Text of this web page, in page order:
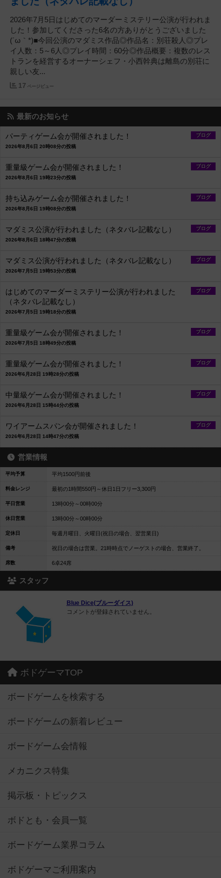
2026年7月5日はじめてのマーダーミステリー公演が行われま
した！参加してくださった6名の方ありがとうございました
(´ω｀*)■今回公演のマダミス作品◎作品名：別荘殺人◎プレ
イ人数：5～6人◎プレイ時間：60分◎作品概要：複数のレス
トランを経営するオーナーシェフ・小西幹典は離島の別荘に
親しい友...
17 ページビュー
最新のお知らせ
ブログ
パーティゲーム会が開催されました！
2026年8月6日 20時08分の投稿
ブログ
重量級ゲーム会が開催されました！
2026年8月6日 19時23分の投稿
ブログ
持ち込みゲーム会が開催されました！
2026年8月6日 19時08分の投稿
ブログ
マダミス公演が行われました（ネタバレ記載なし）
2026年8月6日 18時47分の投稿
ブログ
マダミス公演が行われました（ネタバレ記載なし）
2026年7月5日 19時53分の投稿
ブログ
はじめてのマーダーミステリー公演が行われました
（ネタバレ記載なし）
2026年7月5日 19時18分の投稿
ブログ
重量級ゲーム会が開催されました！
2026年7月5日 18時49分の投稿
ブログ
重量級ゲーム会が開催されました！
2026年6月28日 19時28分の投稿
ブログ
中量級ゲーム会が開催されました！
2026年6月28日 15時44分の投稿
ブログ
ワイアームスパン会が開催されました！
2026年6月28日 14時47分の投稿
営業情報
平均予算 平均1500円前後
料金レンジ 最初の1時間550円～休日1日フリー3,300円
平日営業 13時00分～00時00分
休日営業 13時00分～00時00分
定休日 毎週月曜日、火曜日(祝日の場合、翌営業日)
備考 祝日の場合は営業。21時時点でノーゲストの場合、営業終了。
席数 6卓24席
スタッフ
Blue Dice(ブルーダイス)
コメントが登録されていません。
ボドゲーマTOP
ボードゲームを検索する
ボードゲームの新着レビュー
ボードゲーム会情報
メカニクス特集
掲示板・トピックス
ボドとも・会員一覧
ボードゲーム業界コラム
ボドゲーマご利用案内